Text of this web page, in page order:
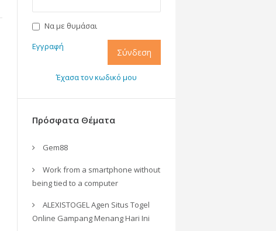
Να με θυμάσαι
Σύνδεση
Εγγραφή
Έχασα τον κωδικό μου
Πρόσφατα Θέματα
Gem88
Work from a smartphone without
being tied to a computer
ALEXISTOGEL Agen Situs Togel
Online Gampang Menang Hari Ini